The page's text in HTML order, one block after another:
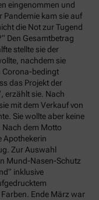
eingenommen und
Pandemie kam sie auf
die Not zur Tugend
Den Gesamtbetrag
stellte sie der
nachdem sie
Corona-bedingt
das Projekt der
erzählt sie. Nach
mit dem Verkauf von
Sie wollte aber keine
dem Motto
Apothekerin
Zur Auswahl
Mund-Nasen-Schutz
inklusive
Ende März war